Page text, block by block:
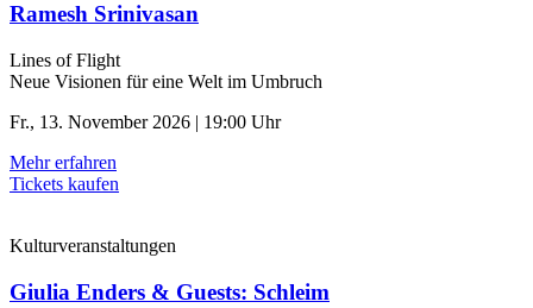
Ramesh Srinivasan
Lines of Flight
Neue Visionen für eine Welt im Umbruch
Fr., 13. November 2026 | 19:00 Uhr
Mehr erfahren
Tickets kaufen
Kulturveranstaltungen
Giulia Enders & Guests: Schleim